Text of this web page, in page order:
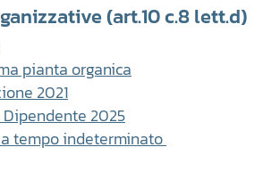
(art.10 c.8 lett.d)
pianta organica
2021
2025
tempo indeterminato